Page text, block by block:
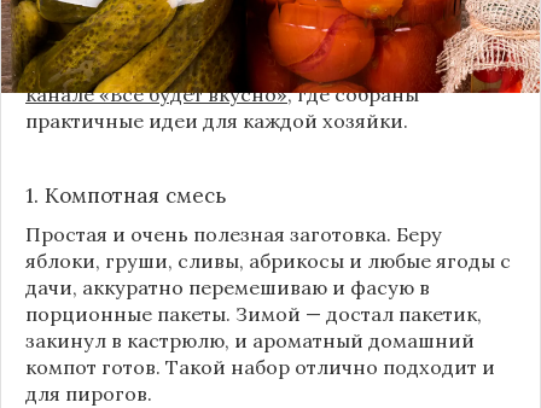
Сегодня я делюсь своими любимыми рецептами
без банок и долгих стерилизаций. Подробнее и с
пошаговыми инструкциями их можно найти на
канале «Все будет вкусно», где собраны
практичные идеи для каждой хозяйки.
1. Компотная смесь
Простая и очень полезная заготовка. Беру
яблоки, груши, сливы, абрикосы и любые ягоды с
дачи, аккуратно перемешиваю и фасую в
порционные пакеты. Зимой — достал пакетик,
закинул в кастрюлю, и ароматный домашний
компот готов. Такой набор отлично подходит и
для пирогов.